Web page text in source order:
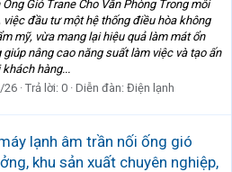
Gió Trane Cho Văn Phòng Trong môi
đầu tư một hệ thống điều hòa không
mỹ, vừa mang lại hiệu quả làm mát ổn
nâng cao năng suất làm việc và tạo ấn
hàng...
26 Trả lời: 0 Diễn đàn: Điện lạnh
lạnh âm trần nối ống gió
khu sản xuất chuyên nghiệp,